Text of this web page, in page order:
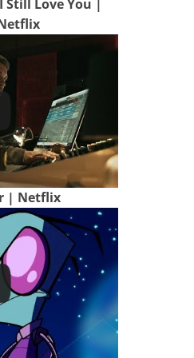
Still Love You |
| Netflix